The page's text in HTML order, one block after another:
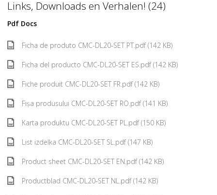
Links, Downloads en Verhalen! (24)
Pdf Docs
Ficha de produto CMC-DL20-SET PT.pdf (142 KB)
Ficha del producto CMC-DL20-SET ES.pdf (142 KB)
Fiche produit CMC-DL20-SET FR.pdf (142 KB)
Fișa produsului CMC-DL20-SET RO.pdf (141 KB)
Karta produktu CMC-DL20-SET PL.pdf (150 KB)
List izdelka CMC-DL20-SET SL.pdf (147 KB)
Product sheet CMC-DL20-SET EN.pdf (142 KB)
Productblad CMC-DL20-SET NL.pdf (142 KB)